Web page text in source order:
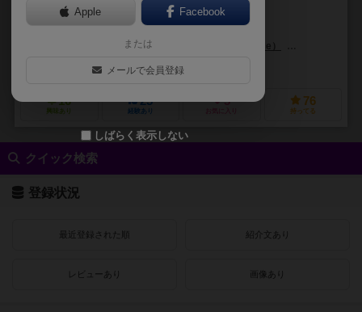
明地 宙 (Sola Meichi)
里瀬 ほとり（Hotori Satose）
やのまん（Yanoman）
16
興味あり
25
経験あり
5 76
持ってる
クイック検索
登録状況
最近登録された順 紹介文あり
レビューあり 画像あり
Apple Facebook
または
メールで会員登録
しばらく表示しない